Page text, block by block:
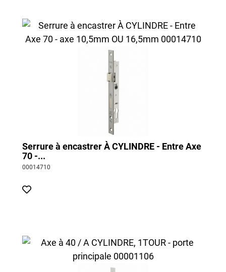
Serrure à encastrer À CYLINDRE - Entre Axe
70 -...
00014710